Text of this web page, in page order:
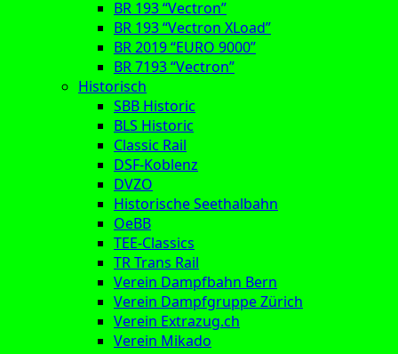
BR 193 “Vectron”
BR 193 “Vectron XLoad”
BR 2019 “EURO 9000”
BR 7193 “Vectron”
Historisch
SBB Historic
BLS Historic
Classic Rail
DSF-Koblenz
DVZO
Historische Seethalbahn
OeBB
TEE-Classics
TR Trans Rail
Verein Dampfbahn Bern
Verein Dampfgruppe Zürich
Verein Extrazug.ch
Verein Mikado